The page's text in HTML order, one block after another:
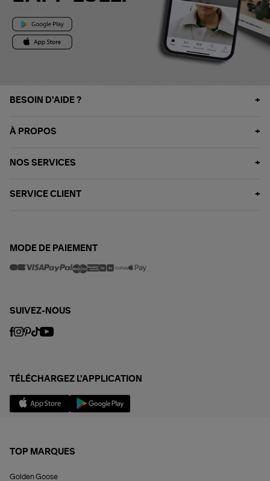
BESOIN D'AIDE ?
À PROPOS
NOS SERVICES
SERVICE CLIENT
MODE DE PAIEMENT
SUIVEZ-NOUS
TÉLÉCHARGEZ L'APPLICATION
TOP MARQUES
Golden Goose